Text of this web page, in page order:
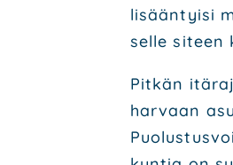
lisään­tyi­si
sel­le siteen
Pit­kän
har­vaan